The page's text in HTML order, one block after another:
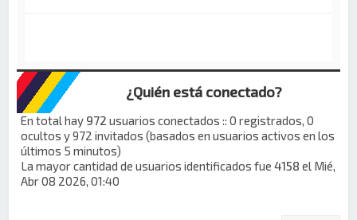
¿Quién está conectado?
En total hay 972 usuarios conectados :: 0 registrados, 0
ocultos y 972 invitados (basados en usuarios activos en los
últimos 5 minutos)
La mayor cantidad de usuarios identificados fue4158 el Mié,
Abr 08 2026, 01:40